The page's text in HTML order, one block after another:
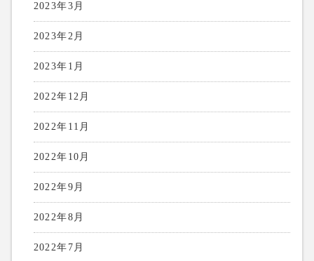
2023年3月
2023年2月
2023年1月
2022年12月
2022年11月
2022年10月
2022年9月
2022年8月
2022年7月